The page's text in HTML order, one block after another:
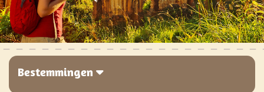
Bestemmingen